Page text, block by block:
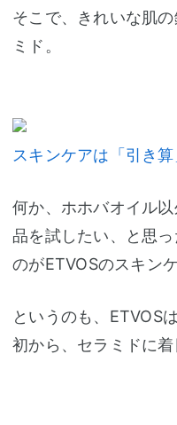
そこで、きれいな肌
ミド。
スキンケアは「引き
何か、ホホバオイル
品を試したい、と思
のがETVOSのスキン
というのも、ETVOS
初から、セラミドに着